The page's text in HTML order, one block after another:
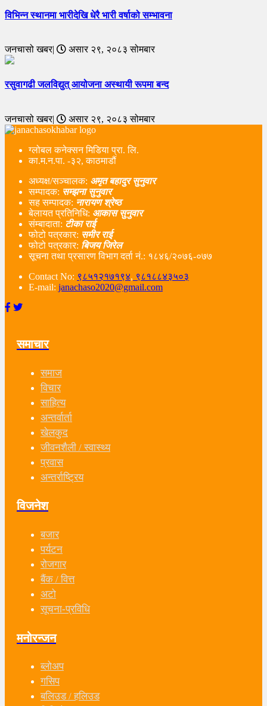
विभिन्न स्थानमा भारीदेखि धेरै भारी वर्षाको सम्भावना
जनचासो खबर| असार २९, २०८३ सोमबार
रसुवागढी जलविद्युत् आयोजना अस्थायी रूपमा बन्द
जनचासो खबर| असार २९, २०८३ सोमबार
ग्लोबल कनेक्सन मिडिया प्रा. लि.
का.म.न.पा. -३२, काठमाडौं
अध्यक्ष/सञ्चालक: अमृत बहादुर सुनुवार
सम्पादक: सम्झना सुनुवार
सह सम्पादक: नारायण श्रेष्ठ
बेलायत प्रतिनिधि: आकास सुनुवार
संम्बादाता: टीका राई
फोटो पत्रकार: समीर राई
फोटो पत्रकार: बिजय जिरेल
सूचना तथा प्रसारण विभाग दर्ता नं‌.: १८४६/२०७६-०७७
Contact No: ९८५१२१७१९४, ९८१८८४३५०३
E-mail: janachaso2020@gmail.com
समाचार
समाज
विचार
साहित्य
अन्तर्वार्ता
खेलकुद
जीवनशैली / स्वास्थ्य
प्रवास
अन्तर्राष्ट्रिय
विजनेश
बजार
पर्यटन
रोजगार
बैंक / वित्त
अटो
सूचना-प्रविधि
मनोरन्जन
ब्लोअप
गसिप
बलिउड / हलिउड